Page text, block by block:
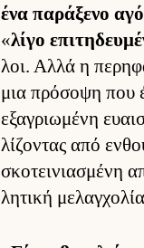
ένα παράξενο
«λίγο
λοι. Αλλά η
μια πρόσοψη που
εξαγριω­μένη
λίζοντας από
σκοτει­νια­σμένη
λητική